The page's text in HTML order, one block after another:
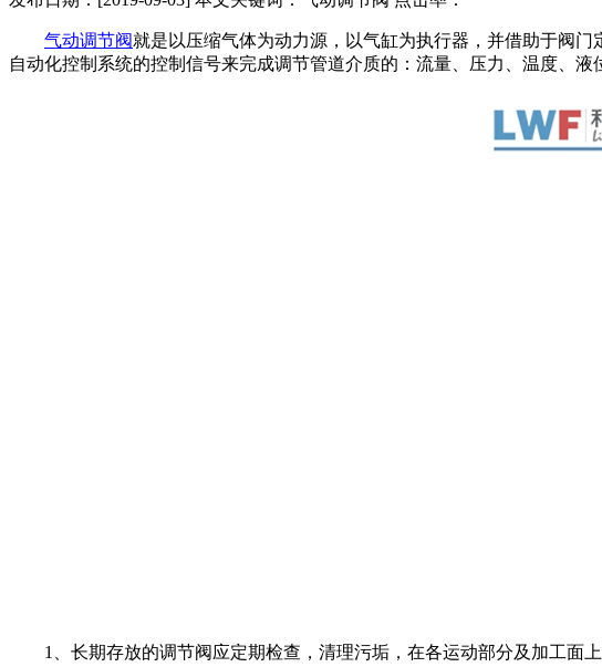
气动调节阀就是以压缩气体为动力源，以气缸为执行器，并借助于阀
自动化控制系统的控制信号来完成调节管道介质的：流量、压力、温度、液
1、长期存放的调节阀应定期检查，清理污垢，在各运动部分及加工面